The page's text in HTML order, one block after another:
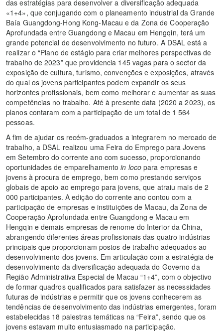
das estratégias para desenvolver a diversificação adequada
«1+4», que conjugando com o planeamento industrial da Grande
Baía Guangdong-Hong Kong-Macau e da Zona de Cooperação
Aprofundada entre Guangdong e Macau em Hengqin, terá um
grande potencial de desenvolvimento no futuro. A DSAL está a
realizar o “Plano de estágio para criar melhores perspectivas de
trabalho de 2023” que providencia 145 vagas para o sector da
exposição de cultura, turismo, convenções e exposições, através
do qual os jovens participantes podem expandir os seus
horizontes profissionais, bem como melhorar e aumentar as suas
competências no trabalho. Até à presente data (2020 a 2023), os
planos contaram com a participação de um total de 1 564
pessoas.
A fim de ajudar os recém-graduados a integrarem no mercado de
trabalho, a DSAL realizou uma Feira do Emprego para Jovens
em Setembro do corrente ano com sucesso, proporcionando
oportunidades de emparelhamentoin locopara empresas e
jovens à procura de emprego, bem como prestando serviços
globais de apoio ao emprego para jovens, que atraiu mais de 2
000 participantes. A edição do corrente ano contou com a
participação de empresas e instituições de Macau, da Zona de
Cooperação Aprofundada entre Guangdong e Macau em
Hengqin e demais empresas de renome do Interior da China,
abrangendo diferentes áreas profissionais das quatro indústrias
principais que proporcionam postos de trabalho adequados ao
desenvolvimento dos jovens. Em articulação com a estratégia de
desenvolvimento da diversificação adequada do Governo da
Região Administrativa Especial de Macau “1+4”, com o objectivo
de formar quadros qualificados para satisfazer as necessidades
futuras de indústrias e permitir que os jovens conhecerem as
tendências de desenvolvimento das indústrias emergentes, foram
estabelecidas 18 palestras temáticas na “Feira”, sendo que os
jovens estavam muito entusiasmado na participação.